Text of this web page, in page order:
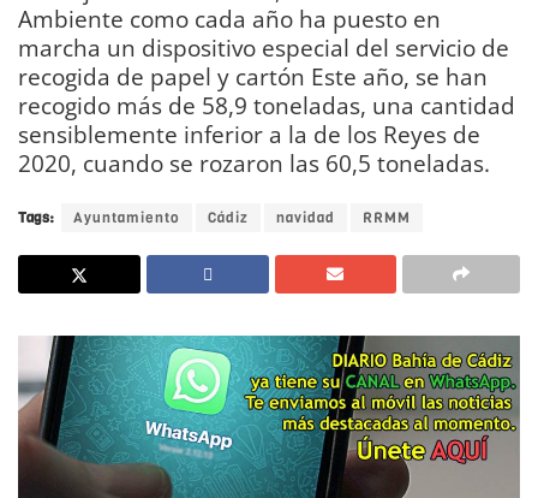
Ambiente como cada año ha puesto en
marcha un dispositivo especial del servicio de
recogida de papel y cartón Este año, se han
recogido más de 58,9 toneladas, una cantidad
sensiblemente inferior a la de los Reyes de
2020, cuando se rozaron las 60,5 toneladas.
Tags: Ayuntamiento Cádiz navidad RRMM